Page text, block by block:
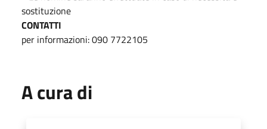
sostituzione
CONTATTI
per informazioni: 090 7722105
A cura di